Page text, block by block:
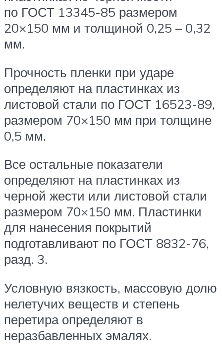
по ГОСТ 13345-85 размером
20×150 мм и толщиной 0,25 – 0,32
мм.
Прочность пленки при ударе
определяют на пластинках из
листовой стали по ГОСТ 16523-89,
размером 70×150 мм при толщине
0,5 мм.
Все остальные показатели
определяют на пластинках из
черной жести или листовой стали
размером 70×150 мм. Пластинки
для нанесения покрытий
подготавливают по ГОСТ 8832-76,
разд. 3.
Условную вязкость, массовую долю
нелетучих веществ и степень
перетира определяют в
неразбавленных эмалях.